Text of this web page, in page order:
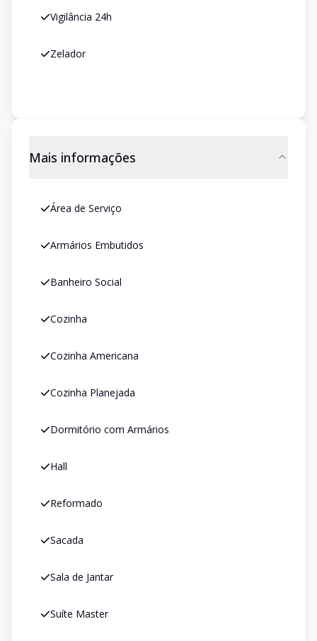
Vigilância 24h
Zelador
Mais informações
Área de Serviço
Armários Embutidos
Banheiro Social
Cozinha
Cozinha Americana
Cozinha Planejada
Dormitório com Armários
Hall
Reformado
Sacada
Sala de Jantar
Suíte Master